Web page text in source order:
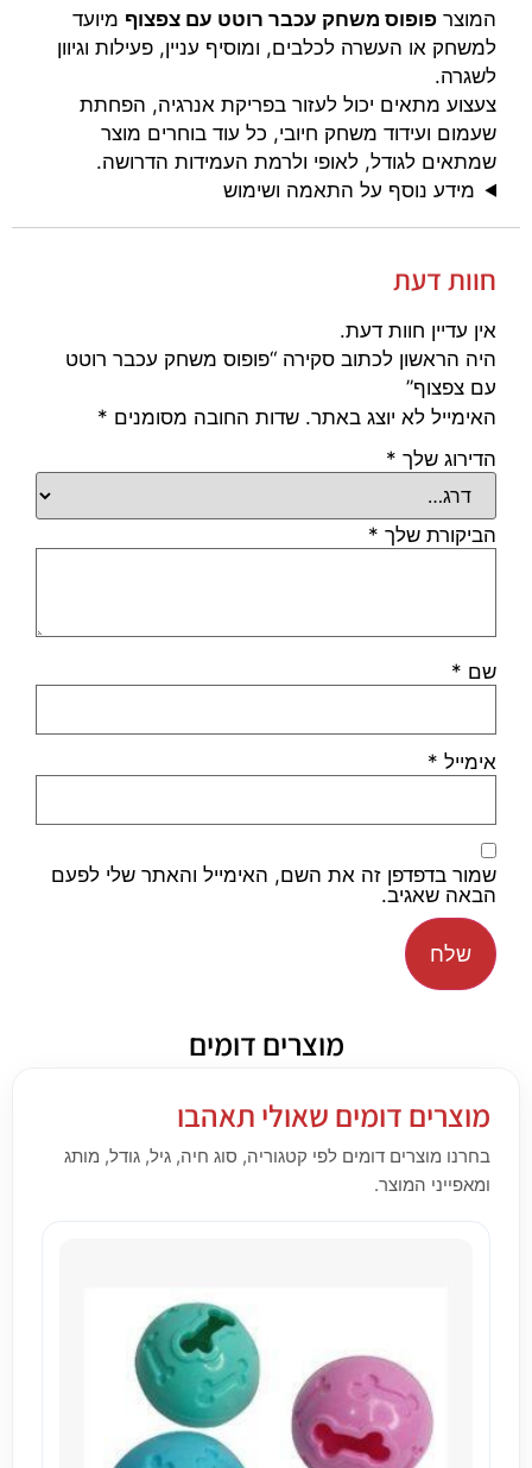
המוצר פופוס משחק עכבר רוטט עם צפצוף מיועד
למשחק או העשרה לכלבים, ומוסיף עניין, פעילות וגיוון
לשגרה.
צעצוע מתאים יכול לעזור בפריקת אנרגיה, הפחתת
שעמום ועידוד משחק חיובי, כל עוד בוחרים מוצר
שמתאים לגודל, לאופי ולרמת העמידות הדרושה.
מידע נוסף על התאמה ושימוש
חוות דעת
אין עדיין חוות דעת.
היה הראשון לכתוב סקירה “פופוס משחק עכבר רוטט
עם צפצוף”
האימייל לא יוצג באתר. שדות החובה מסומנים *
הדירוג שלך *
הביקורת שלך *
שם *
אימייל *
שמור בדפדפן זה את השם, האימייל והאתר שלי לפעם
הבאה שאגיב.
מוצרים דומים
מוצרים דומים שאולי תאהבו
בחרנו מוצרים דומים לפי קטגוריה, סוג חיה, גיל, גודל, מותג
ומאפייני המוצר.